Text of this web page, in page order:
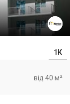
1К
від 40 м²